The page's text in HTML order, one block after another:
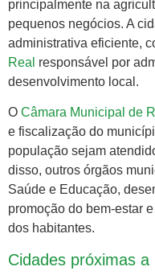
principalmente na
pequenos negócios. A
administrativa eficiente,
Real responsável por
desenvolvimento local.
O Câmara Municipal de
e fiscalização do
população sejam
disso, outros órgãos
Saúde e Educação,
promoção do bem-estar
dos habitantes.
Cidades próximas a